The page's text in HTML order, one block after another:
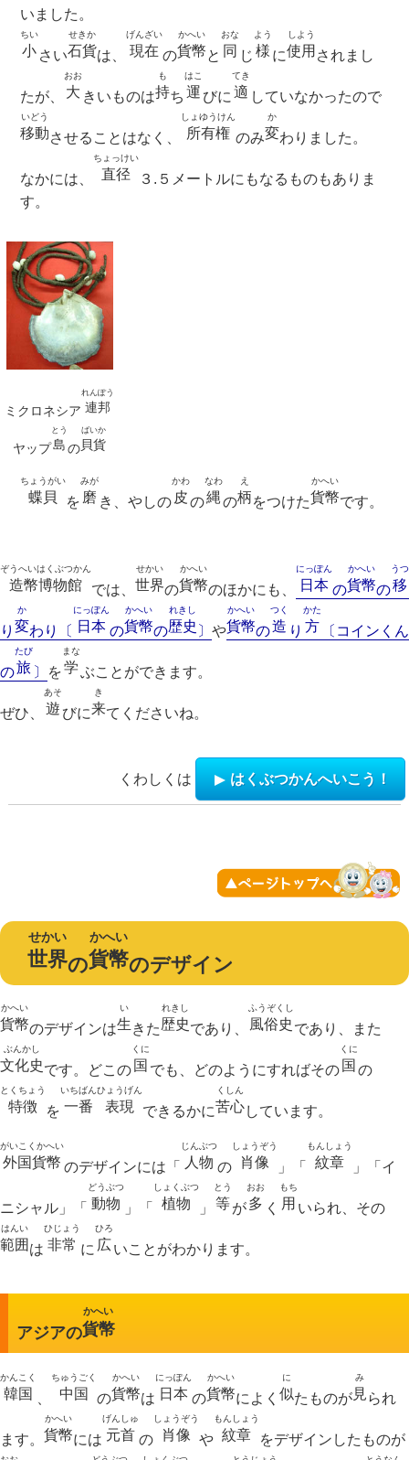
いました。
小
ちい
さい石貨
せきか
は、 現在
げんざい
の貨幣
かへい
と 同
おな
じ 様
よう
に使用
しよう
されまし
たが、 大
おお
きいものは持
も
ち 運
はこ
びに 適
てき
していなかったので
移動
いどう
させることはなく、 所有権
しょゆうけん
のみ変
か
わりました。
なかには、 直径
ちょっけい
３.５メートルにもなるものもありま
す。
ミクロネシア 連邦
れんぽう
ヤップ島
とう
の貝貨
ばいか
蝶貝
ちょうがい
を 磨
みが
き、やしの 皮
かわ
の縄
なわ
の柄
え
をつけた貨幣
かへい
です。
造幣博物館
ぞうへいはくぶつかん
では、 世界
せかい
の貨幣
かへい
のほかにも、 日本
にっぽん
の貨幣
かへい
の移
うつ
り 変
か
わり〔 日本
にっぽん
の貨幣
かへい
の歴史
れきし
〕 や貨幣
かへい
の造
つく
り 方
かた
〔コインくん
の旅
たび
〕 を学
まな
ぶことができます。
ぜひ、 遊
あそ
びに来
き
てくださいね。
くわしくは はくぶつかんへいこう！
世界
せかい
の貨幣
かへい
のデザイン
貨幣
かへい
のデザインは生
い
きた歴史
れきし
であり、 風俗史
ふうぞくし
であり、また
文化史
ぶんかし
です。どこの 国
くに
でも、どのようにすればその 国
くに
の
特徴
とくちょう
を 一番
いちばん
表現
ひょうげん
できるかに苦心
くしん
しています。
外国貨幣
がいこくかへい
のデザインには「 人物
じんぶつ
の 肖像
しょうぞう
」「 紋章
もんしょう
」「イ
ニシャル」「 動物
どうぶつ
」「 植物
しょくぶつ
」 等
とう
が多
おお
く 用
もち
いられ、その
範囲
はんい
は 非常
ひじょう
に 広
ひろ
いことがわかります。
アジアの貨幣
かへい
韓国
かんこく
、 中国
ちゅうごく
の貨幣
かへい
は 日本
にっぽん
の貨幣
かへい
によく 似
に
たものが見
み
られ
ます。 貨幣
かへい
には 元首
げんしゅ
の 肖像
しょうぞう
や 紋章
もんしょう
をデザインしたものが